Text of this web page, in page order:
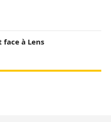
face à Lens